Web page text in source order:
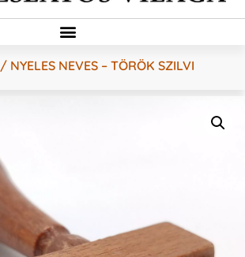
/ NYELES NEVES – TÖRÖK SZILVI